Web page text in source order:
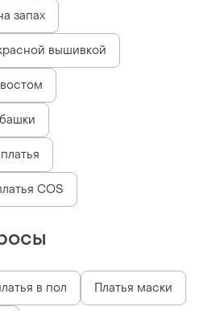
запах
вышивкой
COS
в пол Платья маски